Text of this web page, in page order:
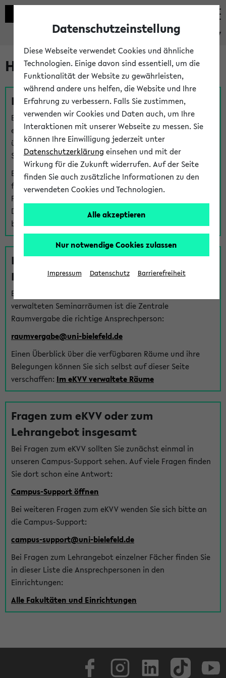
eKVV
Hilfe & Kontakt
Fragen zu einzelnen Veranstaltungen
Bei inhaltlichen und organisatorischen Fragen zu
einzelnen Veranstaltungen finden Sie Ansprechpersonen
über denFragen-Link bei jeder Veranstaltung. Der BIS
Support kann hier meist keine direkte Hilfe leisten.
Bei Veranstaltungen mit eKVV Teilnahmemanagement
finden Sie eine Auskunft über die Personen, die Ihre
Platzzuteilung im eKVV eingetragen haben, auf der
Detailseite zum Teilnahmemanagement der
betreffenden Veranstaltung.
Fragen zu im eKVV verwalteten
Räumen
Bei Fragen zur Vergabe von Hörsälen und vom eKVV
verwalteten Seminarräumen ist die Zentrale
Raumvergabe die richtige Ansprechperson:
raumvergabe@uni-bielefeld.de
Einen Überblick über die verfügbaren Räume und ihre
Belegungen können Sie sich selbst auf dieser Seite
verschaffen: Im eKVV verwaltete Räume
Fragen zum eKVV oder zum
Lehrangebot insgesamt
Bei Fragen zum eKVV sollten Sie zunächst einmal in
unseren Campus-Support sehen. Auf viele Fragen finden
Sie dort schon eine Antwort:
Campus-Support öffnen
Bei weiteren Fragen zum eKVV wenden Sie sich bitte an
die Campus-Support:
campus-support@uni-bielefeld.de
Bei Fragen zum Lehrangebot einzelner Fächer finden Sie
in dieser Liste die Ansprechpersonen in den
Einrichtungen:
Alle Fakultäten und Einrichtungen
Datenschutzeinstellung
Diese Webseite verwendet Cookies und ähnliche
Technologien. Einige davon sind essentiell, um die
Funktionalität der Website zu gewährleisten,
während andere uns helfen, die Website und Ihre
Erfahrung zu verbessern. Falls Sie zustimmen,
verwenden wir Cookies und Daten auch, um Ihre
Interaktionen mit unserer Webseite zu messen. Sie
können Ihre Einwilligung jederzeit unter
Datenschutzerklärung einsehen und mit der
Wirkung für die Zukunft widerrufen. Auf der Seite
finden Sie auch zusätzliche Informationen zu den
verwendeten Cookies und Technologien.
Alle akzeptieren
Nur notwendige Cookies zulassen
Impressum Datenschutz Barrierefreiheit